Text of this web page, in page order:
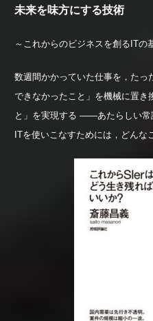
未来を味方にする技術
～これからのビジネスを創るITの
数週間かかっていた仕事を，たっ
できなかったこと」を機械に置き
と」を実現する ――あたらしい常
ITを使いこなすためには，どんな